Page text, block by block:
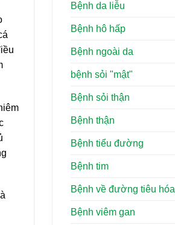
Bệnh da liễu
Bệnh hô hấp
Bệnh ngoài da
bệnh sỏi "mật"
Bệnh sỏi thận
Bệnh thận
Bệnh tiểu đường
Bệnh tim
Bệnh về đường tiêu hóa
Bệnh viêm gan